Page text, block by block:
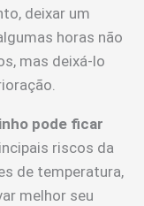
deixar um
horas não
mas deixá-lo
pode ficar
riscos da
de temperatura,
melhor seu